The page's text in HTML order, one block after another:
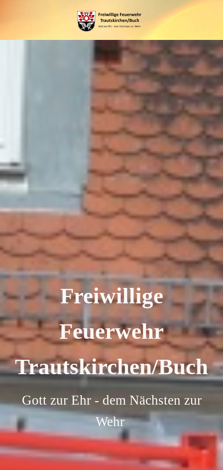
Freiwillige
Feuerwehr
Trautskirchen/Buch
Gott zur Ehr - dem Nächsten zur
Wehr